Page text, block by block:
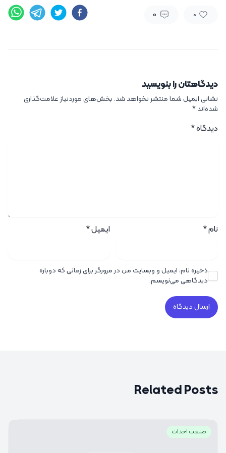
0
0
دیدگاهتان را بنویسید
نشانی ایمیل شما منتشر نخواهد شد. بخش‌های موردنیاز علامت‌گذاری
شده‌اند*
دیدگاه*
نام* ایمیل*
ذخیره نام، ایمیل و وبسایت من در مرورگر برای زمانی که دوباره
دیدگاهی می‌نویسم.
Related Posts
صنعت احداث